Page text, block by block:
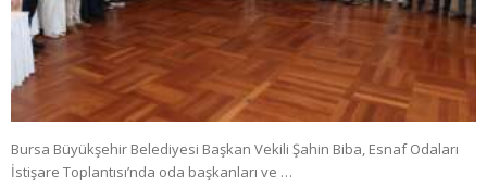
Bursa Büyükşehir Belediyesi Başkan Vekili Şahin Biba, Esnaf Odaları
İstişare Toplantısı’nda oda başkanları ve …